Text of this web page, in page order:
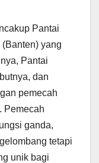
Pantai
yang
Pantai
dan
pemecah
Pemecah
ganda,
tetapi
unik bagi